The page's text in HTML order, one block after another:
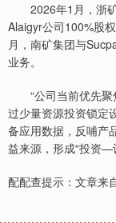
2026年1月，浙矿
Alaigyr公司100%股
月，南矿集团与
业务。
“公司当前优先聚
过少量资源投资锁定
备应用数据，反哺产
益来源，形成“投资
配配查提示：文章来